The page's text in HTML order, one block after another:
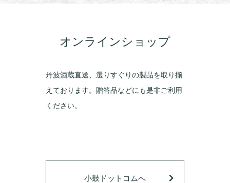
オンラインショップ
丹波酒蔵直送、選りすぐりの製品を取り揃
えております。贈答品などにも是非ご利用
ください。
小鼓ドットコムへ